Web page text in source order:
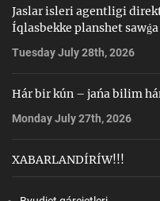
Jaslar isleri agentligi
Íqlasbekke planshet
Tuesday July 28th, 2026
Hár bir kún – jańa bilim
Monday July 27th, 2026
XABARLANDÍRÍW!!!